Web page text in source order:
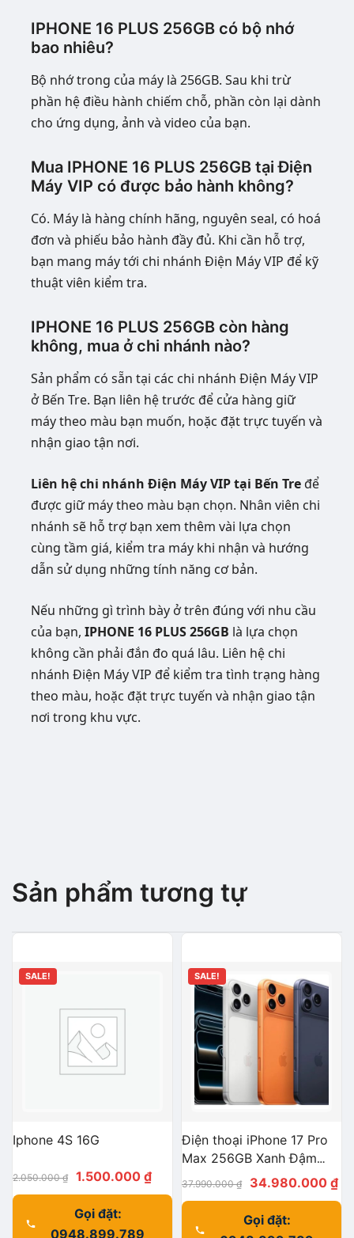
IPHONE 16 PLUS 256GB có bộ nhớ
bao nhiêu?
Bộ nhớ trong của máy là 256GB. Sau khi trừ
phần hệ điều hành chiếm chỗ, phần còn lại dành
cho ứng dụng, ảnh và video của bạn.
Mua IPHONE 16 PLUS 256GB tại Điện
Máy VIP có được bảo hành không?
Có. Máy là hàng chính hãng, nguyên seal, có hoá
đơn và phiếu bảo hành đầy đủ. Khi cần hỗ trợ,
bạn mang máy tới chi nhánh Điện Máy VIP để kỹ
thuật viên kiểm tra.
IPHONE 16 PLUS 256GB còn hàng
không, mua ở chi nhánh nào?
Sản phẩm có sẵn tại các chi nhánh Điện Máy VIP
ở Bến Tre. Bạn liên hệ trước để cửa hàng giữ
máy theo màu bạn muốn, hoặc đặt trực tuyến và
nhận giao tận nơi.
Liên hệ chi nhánh Điện Máy VIP tại Bến Tređể
được giữ máy theo màu bạn chọn. Nhân viên chi
nhánh sẽ hỗ trợ bạn xem thêm vài lựa chọn
cùng tầm giá, kiểm tra máy khi nhận và hướng
dẫn sử dụng những tính năng cơ bản.
Nếu những gì trình bày ở trên đúng với nhu cầu
của bạn, IPHONE 16 PLUS 256GB là lựa chọn
không cần phải đắn đo quá lâu. Liên hệ chi
nhánh Điện Máy VIP để kiểm tra tình trạng hàng
theo màu, hoặc đặt trực tuyến và nhận giao tận
nơi trong khu vực.
Sản phẩm tương tự
SALE!
Iphone 4S 16G
2.050.000₫
Giá
gốc
là:
1.500.000 ₫Giá
hiện
Gọi đặt:
0948.899.789
SALE!
Điện thoại iPhone 17 Pro
Max 256GB Xanh Đậm
(Deep Blue) – A3526-VIE
– MFYP4ZP/A 12GB – BH
37.990.000₫
Giá
gốc
là:
34.980.000 ₫
Gọi đặt: